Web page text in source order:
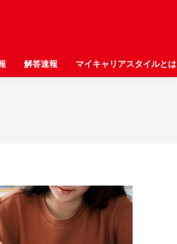
解答速報 マイキャリアスタイルとは
解答速報 マイキャリアスタイルとは